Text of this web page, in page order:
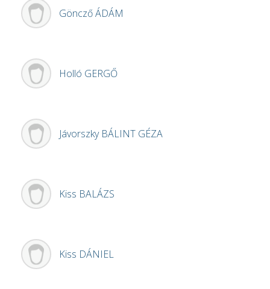
GönczőÁDÁM
Holló GERGŐ
Jávorszky BÁLINT GÉZA
Kiss BALÁZS
Kiss DÁNIEL